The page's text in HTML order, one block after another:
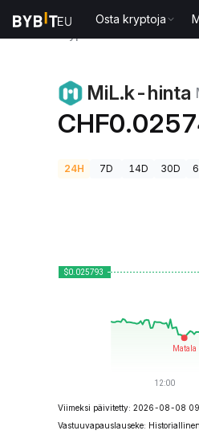
Osta kryptoja
MiL.k-hinta
24H 7D 14D 30D
Viimeksi päivitetty: 2026-08-08
Vastuuvapauslauseke: